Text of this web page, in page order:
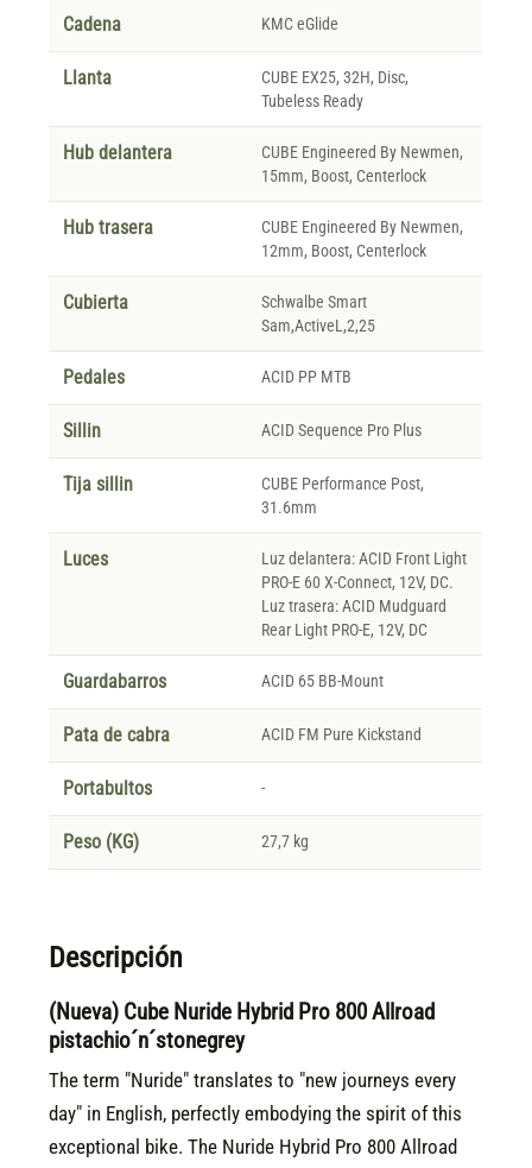
Cadena KMC eGlide
Llanta
CUBE EX25, 32H, Disc,
Tubeless Ready
Hub delantera
CUBE Engineered By Newmen,
15mm, Boost, Centerlock
Hub trasera
CUBE Engineered By Newmen,
12mm, Boost, Centerlock
Cubierta
Schwalbe Smart
Sam,ActiveL,2,25
Pedales ACID PP MTB
Sillin ACID Sequence Pro Plus
Tija sillin
CUBE Performance Post,
31.6mm
Luces
Luz delantera: ACID Front Light
PRO-E 60 X-Connect, 12V, DC.
Luz trasera: ACID Mudguard
Rear Light PRO-E, 12V, DC
Guardabarros ACID 65 BB-Mount
Pata de cabra ACID FM Pure Kickstand
Portabultos -
Peso (KG) 27,7 kg
Descripción
(Nueva) Cube Nuride Hybrid Pro 800 Allroad
pistachio´n´stonegrey
The term "Nuride" translates to "new journeys every
day" in English, perfectly embodying the spirit of this
exceptional bike. The Nuride Hybrid Pro 800 Allroad